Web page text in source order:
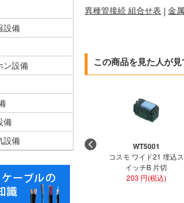
異種管接続 組合せ表 | 金
この商品を見た人が
WT5001
コスモ ワイド21 埋込ス
イッチB 片切
203 円(税込)
設備
ン設備
備
設備